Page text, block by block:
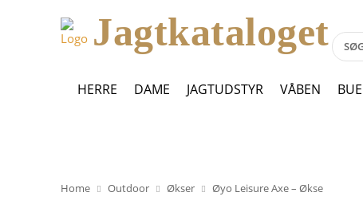
Jagtkataloget
HERRE DAME JAGTUDSTYR VÅBEN
Home Outdoor Økser Øyo Leisure Axe – Økse